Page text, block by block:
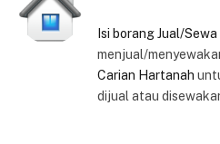
Isi borang Jual/
menjual/
Carian Hartanah
dijual atau